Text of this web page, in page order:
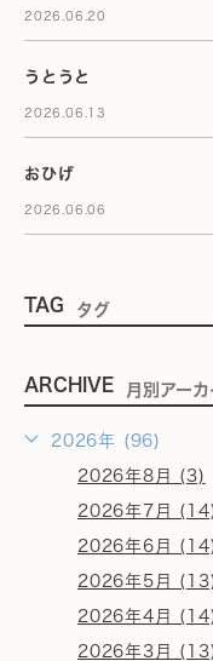
2026.06.20
うとうと
2026.06.13
おひげ
2026.06.06
TAG タグ
ARCHIVE 月別アー
2026年 (96)
2026年8月 (3)
2026年7月
2026年6月
2026年5月
2026年4月
2026年3月